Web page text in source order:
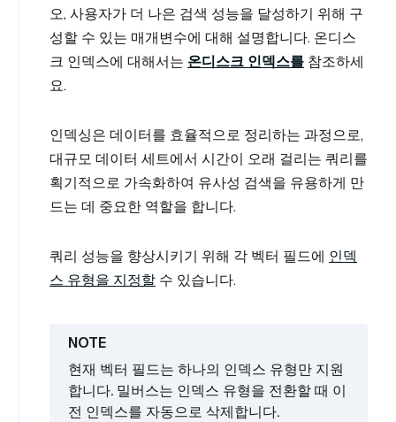
오, 사용자가 더 나은 검색 성능을 달성하기 위해 구
성할 수 있는 매개변수에 대해 설명합니다. 온디스
크 인덱스에 대해서는 온디스크 인덱스를 참조하세
요.
인덱싱은 데이터를 효율적으로 정리하는 과정으로,
대규모 데이터 세트에서 시간이 오래 걸리는 쿼리를
획기적으로 가속화하여 유사성 검색을 유용하게 만
드는 데 중요한 역할을 합니다.
쿼리 성능을 향상시키기 위해 각 벡터 필드에 인덱
스 유형을 지정할 수 있습니다.
현재 벡터 필드는 하나의 인덱스 유형만 지원
합니다. 밀버스는 인덱스 유형을 전환할 때 이
전 인덱스를 자동으로 삭제합니다.